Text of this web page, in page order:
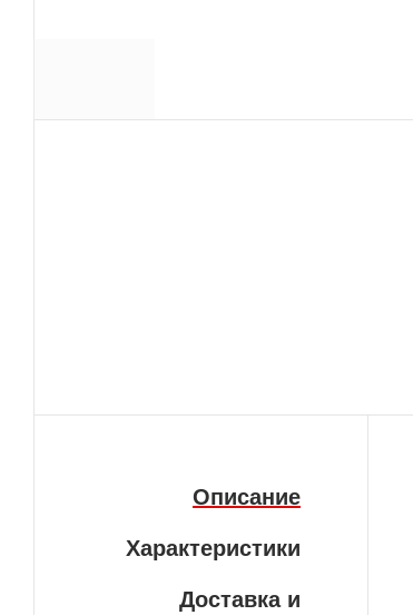
Описание
Характеристики
Доставка и